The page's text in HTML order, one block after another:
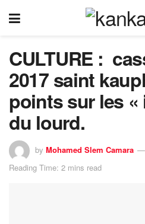
CULTURE :
2017 saint
points sur les «
du lourd.
by Mohamed Slem Camara
Reading Time: 2 mins read